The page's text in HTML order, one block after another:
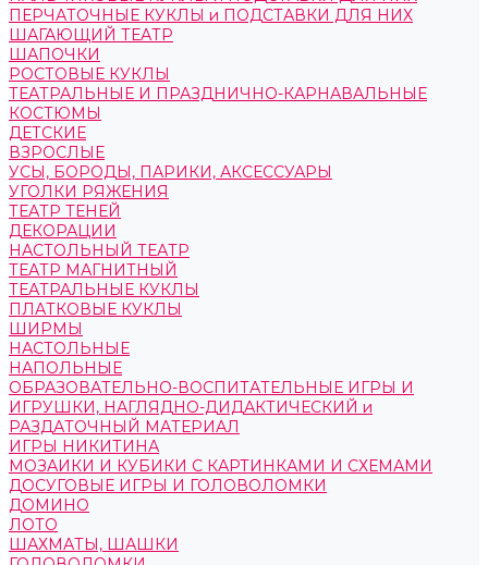
ПЕРЧАТОЧНЫЕ КУКЛЫ и ПОДСТАВКИ ДЛЯ НИХ
ШАГАЮЩИЙ ТЕАТР
ШАПОЧКИ
РОСТОВЫЕ КУКЛЫ
ТЕАТРАЛЬНЫЕ И ПРАЗДНИЧНО-КАРНАВАЛЬНЫЕ
КОСТЮМЫ
ДЕТСКИЕ
ВЗРОСЛЫЕ
УСЫ, БОРОДЫ, ПАРИКИ, АКСЕССУАРЫ
УГОЛКИ РЯЖЕНИЯ
ТЕАТР ТЕНЕЙ
ДЕКОРАЦИИ
НАСТОЛЬНЫЙ ТЕАТР
ТЕАТР МАГНИТНЫЙ
ТЕАТРАЛЬНЫЕ КУКЛЫ
ПЛАТКОВЫЕ КУКЛЫ
ШИРМЫ
НАСТОЛЬНЫЕ
НАПОЛЬНЫЕ
ОБРАЗОВАТЕЛЬНО-ВОСПИТАТЕЛЬНЫЕ ИГРЫ И
ИГРУШКИ, НАГЛЯДНО-ДИДАКТИЧЕСКИЙ и
РАЗДАТОЧНЫЙ МАТЕРИАЛ
ИГРЫ НИКИТИНА
МОЗАИКИ И КУБИКИ С КАРТИНКАМИ И СХЕМАМИ
ДОСУГОВЫЕ ИГРЫ И ГОЛОВОЛОМКИ
ДОМИНО
ЛОТО
ШАХМАТЫ, ШАШКИ